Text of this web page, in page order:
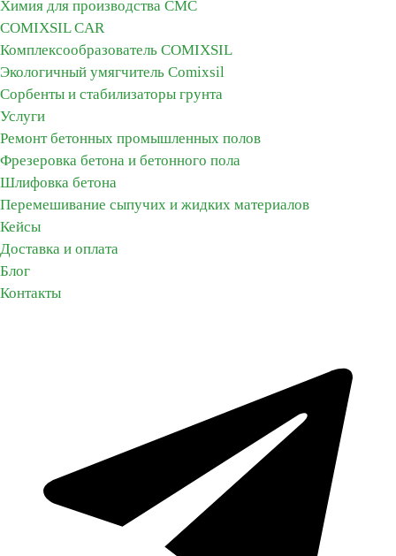
Химия для производства СМС
COMIXSIL CAR
Комплексообразователь COMIXSIL
Экологичный умягчитель Сomixsil
Сорбенты и стабилизаторы грунта
Услуги
Ремонт бетонных промышленных полов
Фрезеровка бетона и бетонного пола
Шлифовка бетона
Перемешивание сыпучих и жидких материалов
Кейсы
Доставка и оплата
Блог
Контакты